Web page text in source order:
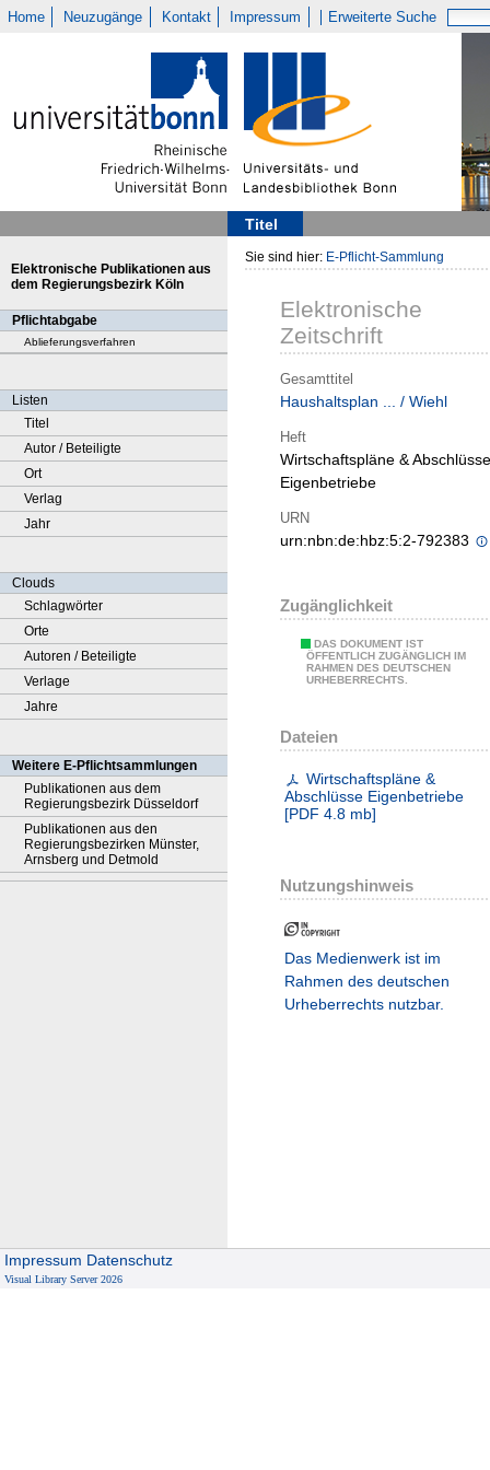
Home Neuzugänge Kontakt Impressum Erweiterte Suche
Titel
Elektronische Publikationen aus
dem Regierungsbezirk Köln
Pflichtabgabe
Ablieferungsverfahren
Listen
Titel
Autor / Beteiligte
Ort
Verlag
Jahr
Clouds
Schlagwörter
Orte
Autoren / Beteiligte
Verlage
Jahre
Weitere E-Pflichtsammlungen
Publikationen aus dem
Regierungsbezirk Düsseldorf
Publikationen aus den
Regierungsbezirken Münster,
Arnsberg und Detmold
Sie sind hier: E-Pflicht-Sammlung
Elektronische
Zeitschrift
Gesamttitel
Haushaltsplan ... / Wiehl
Heft
Wirtschaftspläne & Abschlüsse
Eigenbetriebe
URN
urn:nbn:de:hbz:5:2-792383
Zugänglichkeit
DAS DOKUMENT IST
ÖFFENTLICH ZUGÄNGLICH IM
RAHMEN DES DEUTSCHEN
URHEBERRECHTS.
Dateien
Wirtschaftspläne &
Abschlüsse Eigenbetriebe
[PDF 4.8 mb]
Nutzungshinweis
Das Medienwerk ist im
Rahmen des deutschen
Urheberrechts nutzbar.
Impressum Datenschutz
Visual Library Server 2026